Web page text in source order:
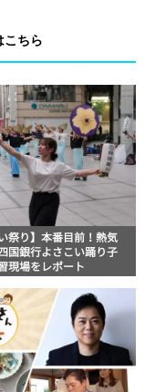
こちら
祭り】本番目前！熱気
国銀行よさこい踊り子
現場をレポート